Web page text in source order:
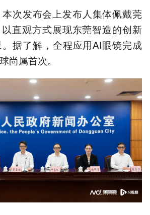
次发布会上发布人集体佩戴莞
直观方式展现东莞智造的创新
据了解，全程应用AI眼镜完成
尚属首次。